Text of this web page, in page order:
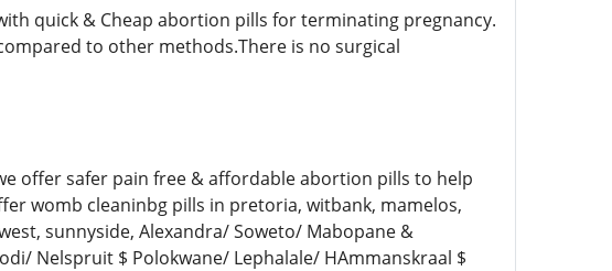
quick & Cheap abortion pills for terminating pregnancy.
to other methods.There is no surgical
offer safer pain free & affordable abortion pills to help
womb cleaninbg pills in pretoria, witbank, mamelos,
sunnyside, Alexandra/ Soweto/ Mabopane &
Nelspruit $ Polokwane/ Lephalale/ HAmmanskraal $